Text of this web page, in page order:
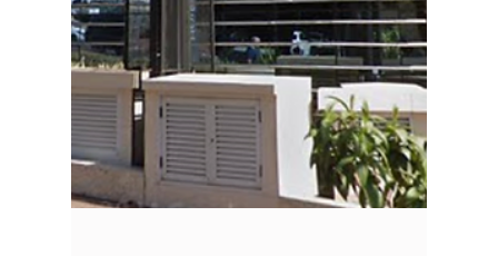
valoriza atendimento médico de alto nível.
Mas será que vale a pena contratar um plano
de saúde global? Neste artigo, vamos
explora